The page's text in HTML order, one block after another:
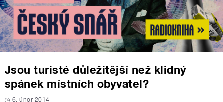
Jsou turisté důležitější než klidný
spánek místních obyvatel?
6. únor 2014